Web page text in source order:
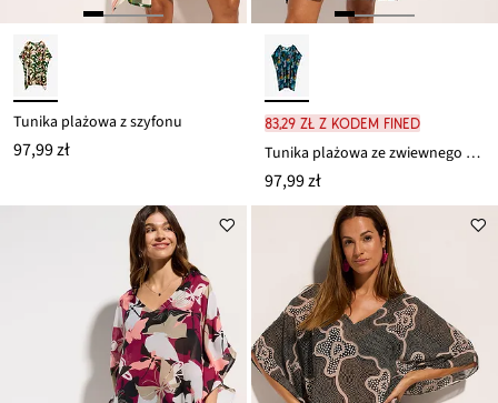
Tunika plażowa z szyfonu
97,99 zł
83,29 zł z kodem FINED
Tunika plażowa ze zwiewnego szyfonu
97,99 zł